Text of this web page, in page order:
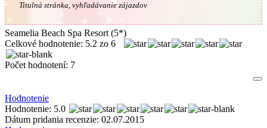
Titulná stránka, vyhľadávanie zájazdov
Seamelia Beach Spa Resort (5*)
Celkové hodnotenie: 5.2 zo 6
Počet hodnotení: 7
Hodnotenie
Hodnotenie: 5.0
Dátum pridania recenzie: 02.07.2015